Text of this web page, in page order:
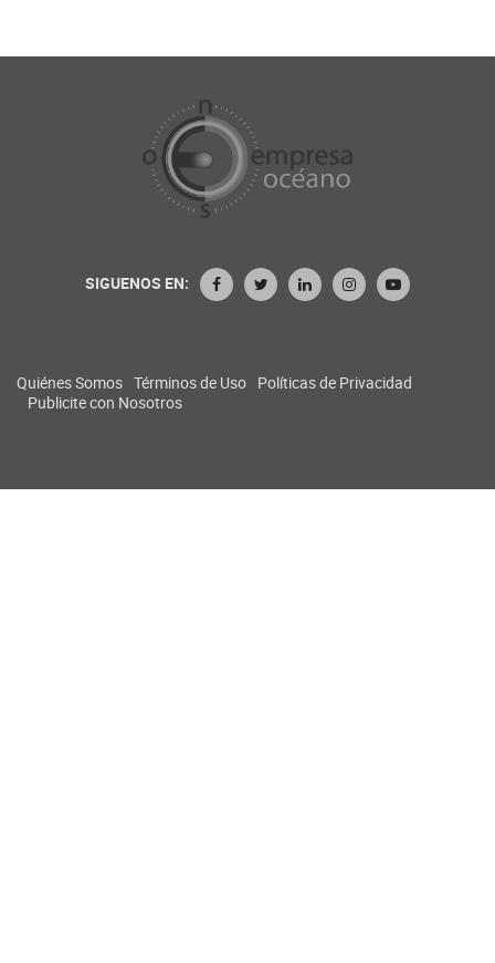
SIGUENOS EN:
Quiénes Somos Términos de Uso Políticas de Privacidad
Publicite con Nosotros